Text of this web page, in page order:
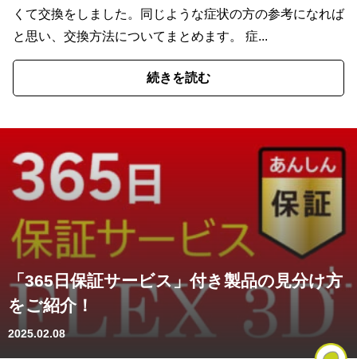
くて交換をしました。同じような症状の方の参考になれば
と思い、交換方法についてまとめます。 症...
続きを読む
「365日保証サービス」付き製品の見分け方
をご紹介！
2025.02.08